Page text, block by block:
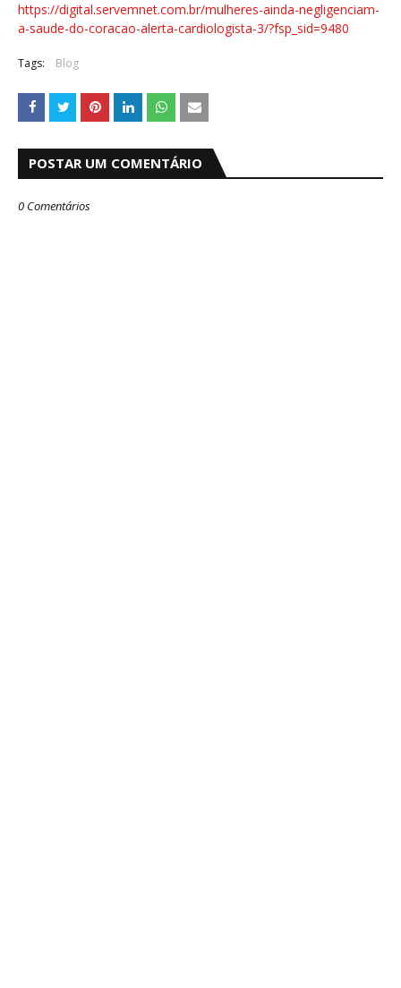
https://digital.servemnet.com.br/mulheres-ainda-negligenciam-
a-saude-do-coracao-alerta-cardiologista-3/?fsp_sid=9480
Tags: Blog
POSTAR UM COMENTÁRIO
0 Comentários